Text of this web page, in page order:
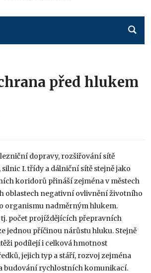
před hlukem
dopravy, rozšiřování sítě
I. třídy a dálniční sítě stejně jako
koridorů přináší zejména v městech
oblastech negativní ovlivnění životního
organismu nadměrným hlukem.
počet projíždějících přepravních
jednou příčinou nárůstu hluku. Stejně
podílejí i celková hmotnost
jejich typ a stáří, rozvoj zejména
budování rychlostních komunikací.